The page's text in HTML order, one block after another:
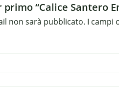
primo “Calice Santero
non sarà pubblicato. I campi